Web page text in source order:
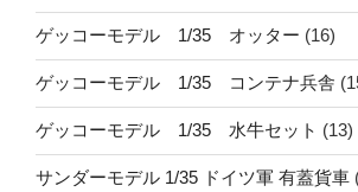
ゲッコーモデル 1/35 オッター (16)
ゲッコーモデル 1/35 コンテナ兵舎
ゲッコーモデル 1/35 水牛セット (13)
サンダーモデル 1/35 ドイツ軍 有蓋貨車